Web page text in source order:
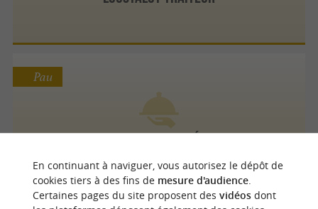
Larrieu Hervé
Pau
En continuant à naviguer, vous autorisez le dépôt de
cookies tiers à des fins de mesure d'audience.
Certaines pages du site proposent des vidéosdont